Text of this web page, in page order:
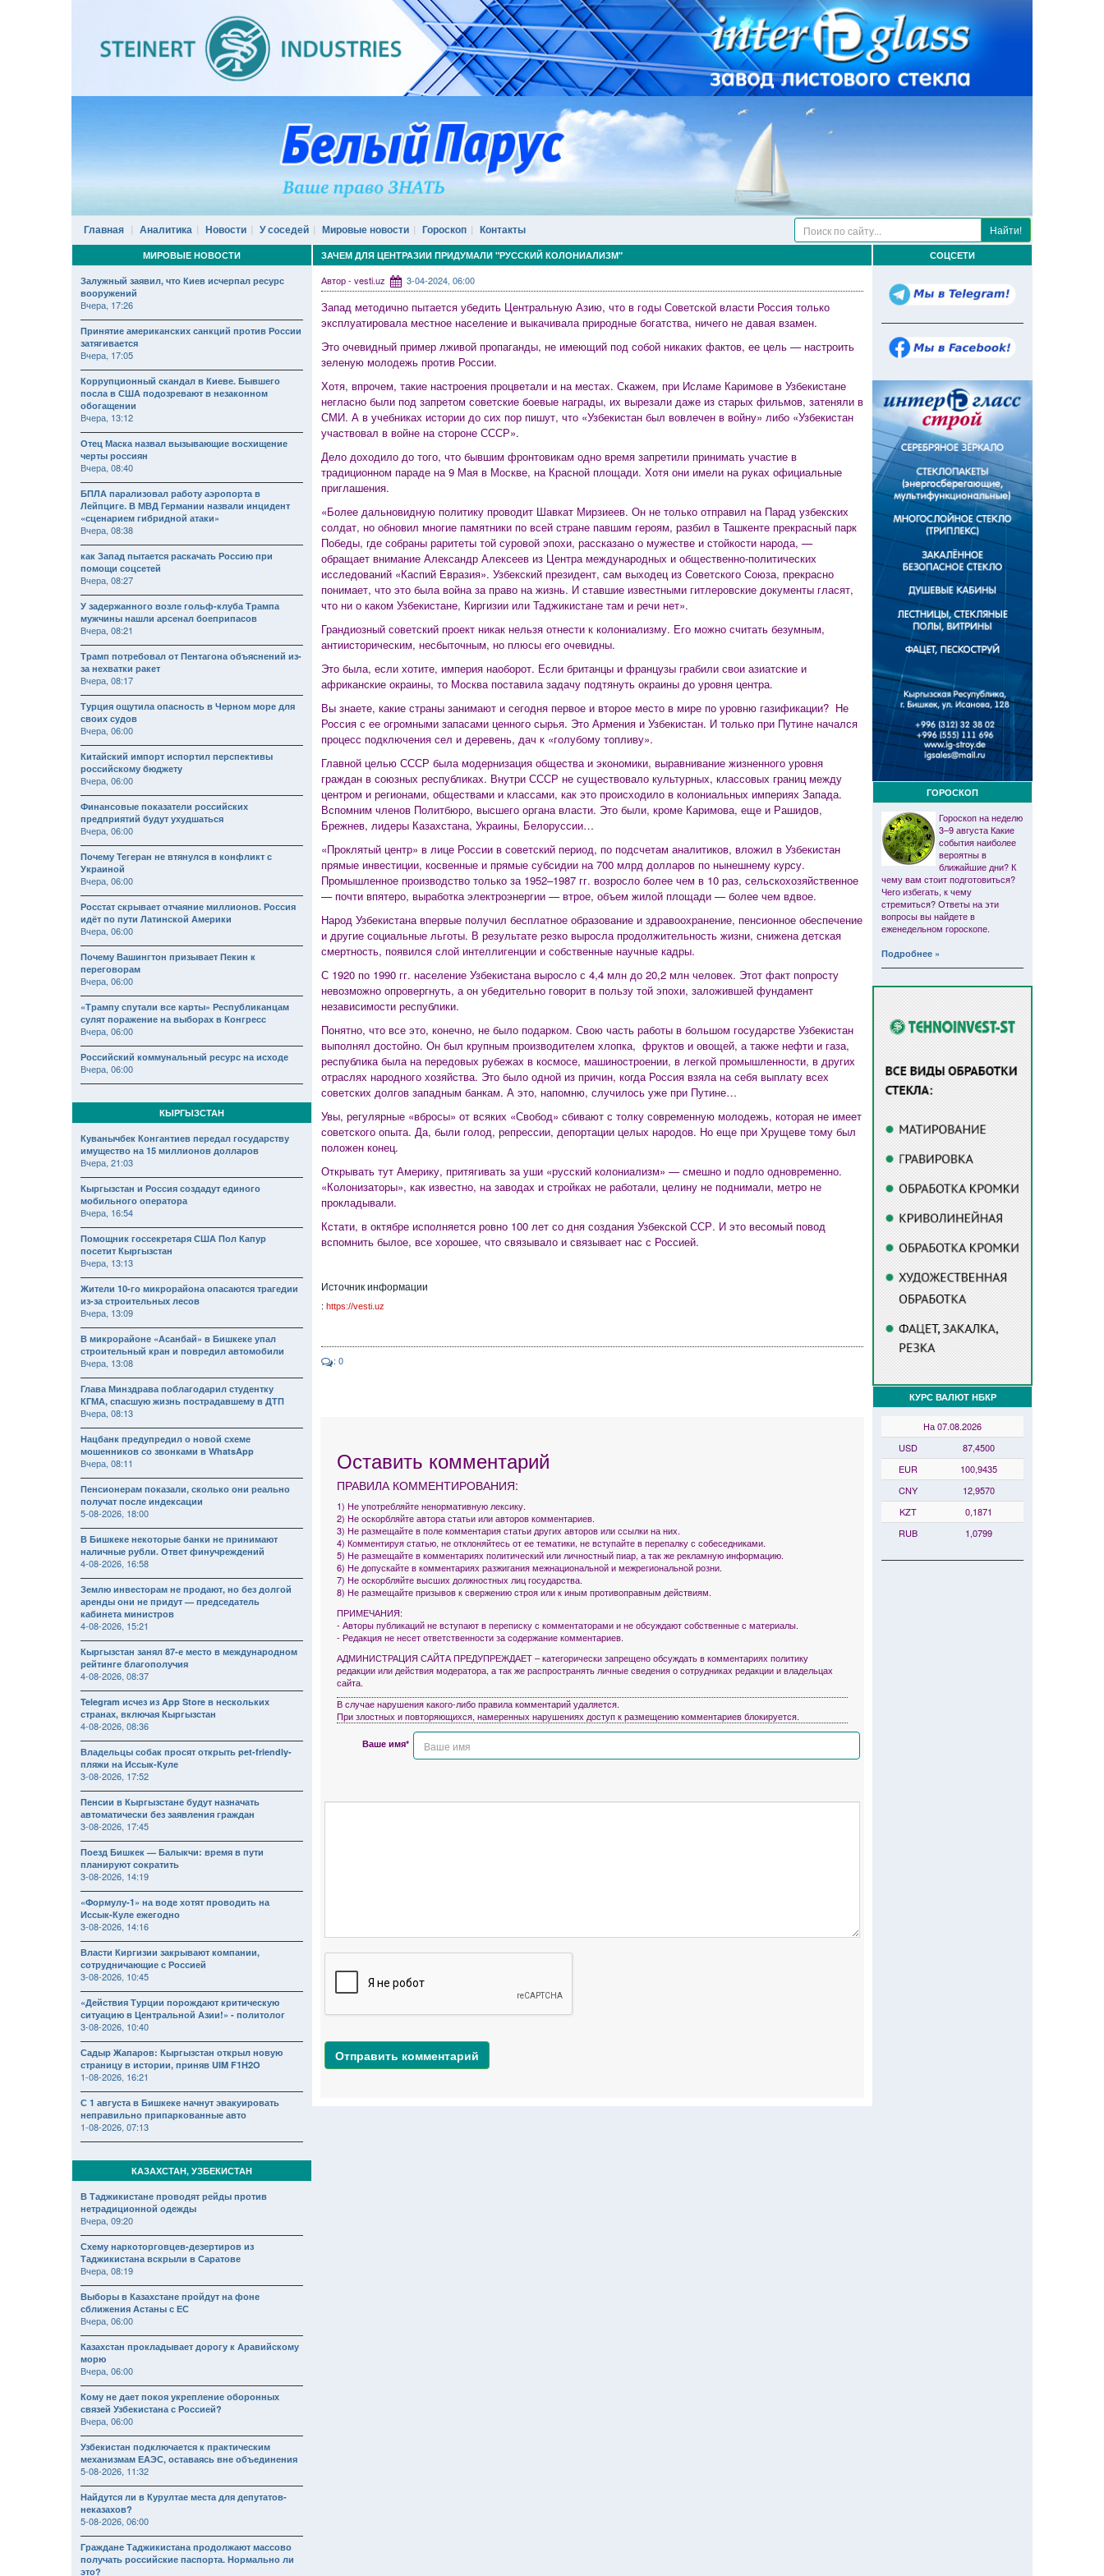
Главная Аналитика Новости У соседей Мировые новости Гороскоп Контакты Найти!
ЗАЧЕМ ДЛЯ ЦЕНТРАЗИИ ПРИДУМАЛИ "РУССКИЙ КОЛОНИАЛИЗМ"
Автор - vesti.uz 3-04-2024, 06:00
Запад методично пытается убедить Центральную Азию, что в годы Советской власти Россия только
эксплуатировала местное население и выкачивала природные богатства, ничего не давая взамен.
Это очевидный пример лживой пропаганды, не имеющий под собой никаких фактов, ее цель — настроить
зеленую молодежь против России.
Хотя, впрочем, такие настроения процветали и на местах. Скажем, при Исламе Каримове в Узбекистане
негласно были под запретом советские боевые награды, их вырезали даже из старых фильмов, затеняли в
СМИ. А в учебниках истории до сих пор пишут, что «Узбекистан был вовлечен в войну» либо «Узбекистан
участвовал в войне на стороне СССР».
Дело доходило до того, что бывшим фронтовикам одно время запретили принимать участие в
традиционном параде на 9 Мая в Москве, на Красной площади. Хотя они имели на руках официальные
приглашения.
«Более дальновидную политику проводит Шавкат Мирзиеев. Он не только отправил на Парад узбекских
солдат, но обновил многие памятники по всей стране павшим героям, разбил в Ташкенте прекрасный парк
Победы, где собраны раритеты той суровой эпохи, рассказано о мужестве и стойкости народа, —
обращает внимание Александр Алексеев из Центра международных и общественно-политических
исследований «Каспий Евразия». Узбекский президент, сам выходец из Советского Союза, прекрасно
понимает, что это была война за право на жизнь. И ставшие известными гитлеровские документы гласят,
что ни о каком Узбекистане, Киргизии или Таджикистане там и речи нет».
Грандиозный советский проект никак нельзя отнести к колониализму. Его можно считать безумным,
антиисторическим, несбыточным, но плюсы его очевидны.
Это была, если хотите, империя наоборот. Если британцы и французы грабили свои азиатские и
африканские окраины, то Москва поставила задачу подтянуть окраины до уровня центра.
Вы знаете, какие страны занимают и сегодня первое и второе место в мире по уровню газификации? Не
Россия с ее огромными запасами ценного сырья. Это Армения и Узбекистан. И только при Путине начался
процесс подключения сел и деревень, дач к «голубому топливу».
Главной целью СССР была модернизация общества и экономики, выравнивание жизненного уровня
граждан в союзных республиках. Внутри СССР не существовало культурных, классовых границ между
центром и регионами, обществами и классами, как это происходило в колониальных империях Запада.
Вспомним членов Политбюро, высшего органа власти. Это были, кроме Каримова, еще и Рашидов,
Брежнев, лидеры Казахстана, Украины, Белоруссии…
«Проклятый центр» в лице России в советский период, по подсчетам аналитиков, вложил в Узбекистан
прямые инвестиции, косвенные и прямые субсидии на 700 млрд долларов по нынешнему курсу.
Промышленное производство только за 1952–1987 гг. возросло более чем в 10 раз, сельскохозяйственное
— почти впятеро, выработка электроэнергии — втрое, объем жилой площади — более чем вдвое.
Народ Узбекистана впервые получил бесплатное образование и здравоохранение, пенсионное обеспечение
и другие социальные льготы. В результате резко выросла продолжительность жизни, снижена детская
смертность, появился слой интеллигенции и собственные научные кадры.
С 1920 по 1990 гг. население Узбекистана выросло с 4,4 млн до 20,2 млн человек. Этот факт попросту
невозможно опровергнуть, а он убедительно говорит в пользу той эпохи, заложившей фундамент
независимости республики.
Понятно, что все это, конечно, не было подарком. Свою часть работы в большом государстве Узбекистан
выполнял достойно. Он был крупным производителем хлопка, фруктов и овощей, а также нефти и газа,
республика была на передовых рубежах в космосе, машиностроении, в легкой промышленности, в других
отраслях народного хозяйства. Это было одной из причин, когда Россия взяла на себя выплату всех
советских долгов западным банкам. А это, напомню, случилось уже при Путине…
Увы, регулярные «вбросы» от всяких «Свобод» сбивают с толку современную молодежь, которая не имеет
советского опыта. Да, были голод, репрессии, депортации целых народов. Но еще при Хрущеве тому был
положен конец.
Открывать тут Америку, притягивать за уши «русский колониализм» — смешно и подло одновременно.
«Колонизаторы», как известно, на заводах и стройках не работали, целину не поднимали, метро не
прокладывали.
Кстати, в октябре исполняется ровно 100 лет со дня создания Узбекской ССР. И это весомый повод
вспомнить былое, все хорошее, что связывало и связывает нас с Россией.
Источник информации
: https://vesti.uz
: 0
Оставить комментарий
ПРАВИЛА КОММЕНТИРОВАНИЯ:
1) Не употребляйте ненормативную лексику.
2) Не оскорбляйте автора статьи или авторов комментариев.
3) Не размещайте в поле комментария статьи других авторов или ссылки на них.
4) Комментируя статью, не отклоняйтесь от ее тематики, не вступайте в перепалку с собеседниками.
5) Не размещайте в комментариях политический или личностный пиар, а так же рекламную информацию.
6) Не допускайте в комментариях разжигания межнациональной и межрегиональной розни.
7) Не оскорбляйте высших должностных лиц государства.
8) Не размещайте призывов к свержению строя или к иным противоправным действиям.
ПРИМЕЧАНИЯ:
- Авторы публикаций не вступают в переписку с комментаторами и не обсуждают собственные с материалы.
- Редакция не несет ответственности за содержание комментариев.
АДМИНИСТРАЦИЯ САЙТА ПРЕДУПРЕЖДАЕТ – категорически запрещено обсуждать в комментариях политику
редакции или действия модератора, а так же распространять личные сведения о сотрудниках редакции и владельцах
сайта.
В случае нарушения какого-либо правила комментарий удаляется.
При злостных и повторяющихся, намеренных нарушениях доступ к размещению комментариев блокируется.
Ваше имя*
Отправить комментарий
МИРОВЫЕ НОВОСТИ
Залужный заявил, что Киев исчерпал ресурс
вооружений
Вчера, 17:26
Принятие американских санкций против России
затягивается
Вчера, 17:05
Коррупционный скандал в Киеве. Бывшего
посла в США подозревают в незаконном
обогащении
Вчера, 13:12
Отец Маска назвал вызывающие восхищение
черты россиян
Вчера, 08:40
БПЛА парализовал работу аэропорта в
Лейпциге. В МВД Германии назвали инцидент
«сценарием гибридной атаки»
Вчера, 08:38
как Запад пытается раскачать Россию при
помощи соцсетей
Вчера, 08:27
У задержанного возле гольф-клуба Трампа
мужчины нашли арсенал боеприпасов
Вчера, 08:21
Трамп потребовал от Пентагона объяснений из-
за нехватки ракет
Вчера, 08:17
Турция ощутила опасность в Черном море для
своих судов
Вчера, 06:00
Китайский импорт испортил перспективы
российскому бюджету
Вчера, 06:00
Финансовые показатели российских
предприятий будут ухудшаться
Вчера, 06:00
Почему Тегеран не втянулся в конфликт с
Украиной
Вчера, 06:00
Росстат скрывает отчаяние миллионов. Россия
идёт по пути Латинской Америки
Вчера, 06:00
Почему Вашингтон призывает Пекин к
переговорам
Вчера, 06:00
«Трампу спутали все карты» Республиканцам
сулят поражение на выборах в Конгресс
Вчера, 06:00
Российский коммунальный ресурс на исходе
Вчера, 06:00
КЫРГЫЗСТАН
Куванычбек Конгантиев передал государству
имущество на 15 миллионов долларов
Вчера, 21:03
Кыргызстан и Россия создадут единого
мобильного оператора
Вчера, 16:54
Помощник госсекретаря США Пол Капур
посетит Кыргызстан
Вчера, 13:13
Жители 10-го микрорайона опасаются трагедии
из-за строительных лесов
Вчера, 13:09
В микрорайоне «Асанбай» в Бишкеке упал
строительный кран и повредил автомобили
Вчера, 13:08
Глава Минздрава поблагодарил студентку
КГМА, спасшую жизнь пострадавшему в ДТП
Вчера, 08:13
Нацбанк предупредил о новой схеме
мошенников со звонками в WhatsApp
Вчера, 08:11
Пенсионерам показали, сколько они реально
получат после индексации
5-08-2026, 18:00
В Бишкеке некоторые банки не принимают
наличные рубли. Ответ финучреждений
4-08-2026, 16:58
Землю инвесторам не продают, но без долгой
аренды они не придут — председатель
кабинета министров
4-08-2026, 15:21
Кыргызстан занял 87-е место в международном
рейтинге благополучия
4-08-2026, 08:37
Telegram исчез из App Store в нескольких
странах, включая Кыргызстан
4-08-2026, 08:36
Владельцы собак просят открыть pet-friendly-
пляжи на Иссык-Куле
3-08-2026, 17:52
Пенсии в Кыргызстане будут назначать
автоматически без заявления граждан
3-08-2026, 17:45
Поезд Бишкек — Балыкчи: время в пути
планируют сократить
3-08-2026, 14:19
«Формулу-1» на воде хотят проводить на
Иссык-Куле ежегодно
3-08-2026, 14:16
Власти Киргизии закрывают компании,
сотрудничающие с Россией
3-08-2026, 10:45
«Действия Турции порождают критическую
ситуацию в Центральной Азии!» - политолог
3-08-2026, 10:40
Садыр Жапаров: Кыргызстан открыл новую
страницу в истории, приняв UIM F1H2O
1-08-2026, 16:21
С 1 августа в Бишкеке начнут эвакуировать
неправильно припаркованные авто
1-08-2026, 07:13
КАЗАХСТАН, УЗБЕКИСТАН
В Таджикистане проводят рейды против
нетрадиционной одежды
Вчера, 09:20
Схему наркоторговцев-дезертиров из
Таджикистана вскрыли в Саратове
Вчера, 08:19
Выборы в Казахстане пройдут на фоне
сближения Астаны с ЕС
Вчера, 06:00
Казахстан прокладывает дорогу к Аравийскому
морю
Вчера, 06:00
Кому не дает покоя укрепление оборонных
связей Узбекистана с Россией?
Вчера, 06:00
Узбекистан подключается к практическим
механизмам ЕАЭС, оставаясь вне объединения
5-08-2026, 11:32
Найдутся ли в Курултае места для депутатов-
неказахов?
5-08-2026, 06:00
Граждане Таджикистана продолжают массово
получать российские паспорта. Нормально ли
это?
СОЦСЕТИ
ГОРОСКОП
Гороскоп на неделю
3–9 августа Какие
события наиболее
вероятны в
ближайшие дни? К
чему вам стоит подготовиться?
Чего избегать, к чему
стремиться? Ответы на эти
вопросы вы найдете в
еженедельном гороскопе.
Подробнее »
КУРС ВАЛЮТ НБКР
На 07.08.2026
USD
87,4500
EUR
100,9435
CNY
12,9570
KZT
0,1871
RUB
1,0799